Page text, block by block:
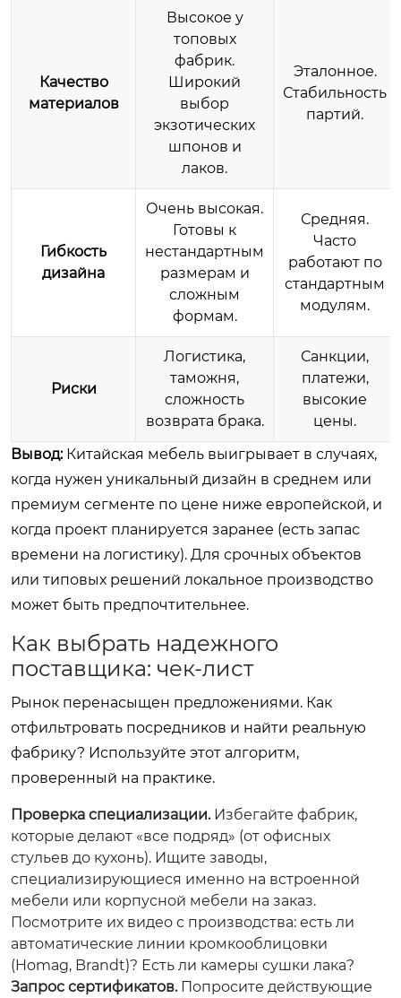
Качество
материалов
Высокое у
топовых
фабрик.
Широкий
выбор
экзотических
шпонов и
лаков.
Эталонное.
Стабильность
партий.
Гибкость
дизайна
Очень высокая.
Готовы к
нестандартным
размерам и
сложным
формам.
Средняя.
Часто
работают по
стандартным
модулям.
Риски
Логистика,
таможня,
сложность
возврата брака.
Санкции,
платежи,
высокие
цены.
Вывод:Китайская мебель выигрывает в случаях,
когда нужен уникальный дизайн в среднем или
премиум сегменте по цене ниже европейской, и
когда проект планируется заранее (есть запас
времени на логистику). Для срочных объектов
или типовых решений локальное производство
может быть предпочтительнее.
Как выбрать надежного
поставщика: чек-лист
Рынок перенасыщен предложениями. Как
отфильтровать посредников и найти реальную
фабрику? Используйте этот алгоритм,
проверенный на практике.
Проверка специализации.Избегайте фабрик,
которые делают «все подряд» (от офисных
стульев до кухонь). Ищите заводы,
специализирующиеся именно на встроенной
мебели или корпусной мебели на заказ.
Посмотрите их видео с производства: есть ли
автоматические линии кромкооблицовки
(Homag, Brandt)? Есть ли камеры сушки лака?
Запрос сертификатов.Попросите действующие